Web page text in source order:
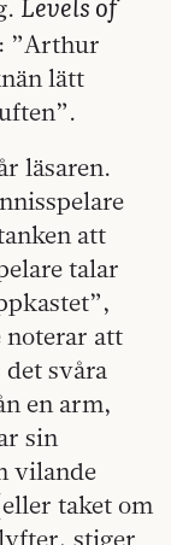
”Arthur
lätt
läsaren.
att
talar
noterar att
svåra
en arm,
sin
vilande
taket om
stiger